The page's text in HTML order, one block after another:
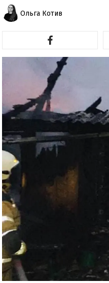
Ольга Котив